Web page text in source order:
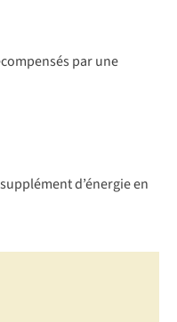
par une
supplémentd’énergieen